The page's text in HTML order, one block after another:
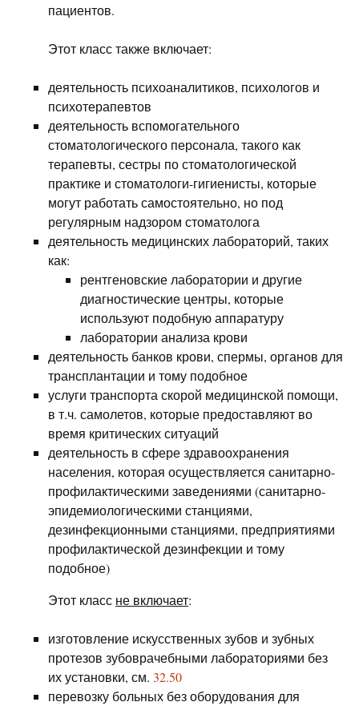
пациентов.
Этот класс также включает:
деятельность психоаналитиков, психологов и
психотерапевтов
деятельность вспомогательного
стоматологического персонала, такого как
терапевты, сестры по стоматологической
практике и стоматологи-гигиенисты, которые
могут работать самостоятельно, но под
регулярным надзором стоматолога
деятельность медицинских лабораторий, таких
как:
рентгеновские лаборатории и другие
диагностические центры, которые
используют подобную аппаратуру
лаборатории анализа крови
деятельность банков крови, спермы, органов для
трансплантации и тому подобное
услуги транспорта скорой медицинской помощи,
в т.ч. самолетов, которые предоставляют во
время критических ситуаций
деятельность в сфере здравоохранения
населения, которая осуществляется санитарно-
профилактическими заведениями (санитарно-
эпидемиологическими станциями,
дезинфекционными станциями, предприятиями
профилактической дезинфекции и тому
подобное)
Этот класс не включает:
изготовление искусственных зубов и зубных
протезов зубоврачебными лабораториями без
их установки, см. 32.50
перевозку больных без оборудования для